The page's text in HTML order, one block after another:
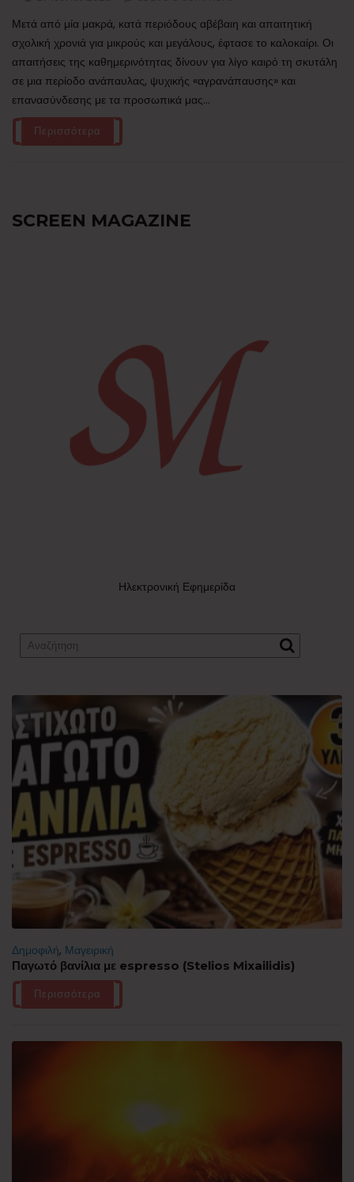
Μετά από μία μακρά, κατά περιόδους αβέβαιη και απαιτητική
σχολική χρονιά για μικρούς και μεγάλους, έφτασε το καλοκαίρι. Οι
απαιτήσεις της καθημερινότητας δίνουν για λίγο καιρό τη σκυτάλη
σε μια περίοδο ανάπαυλας, ψυχικής «αγρανάπαυσης» και
επανασύνδεσης με τα προσωπικά μας...
Περισσότερα
SCREEN MAGAZINE
Ηλεκτρονική Εφημερίδα
Δημοφιλή, Μαγειρική
Παγωτό βανίλια με espresso (Stelios Mixailidis)
Περισσότερα